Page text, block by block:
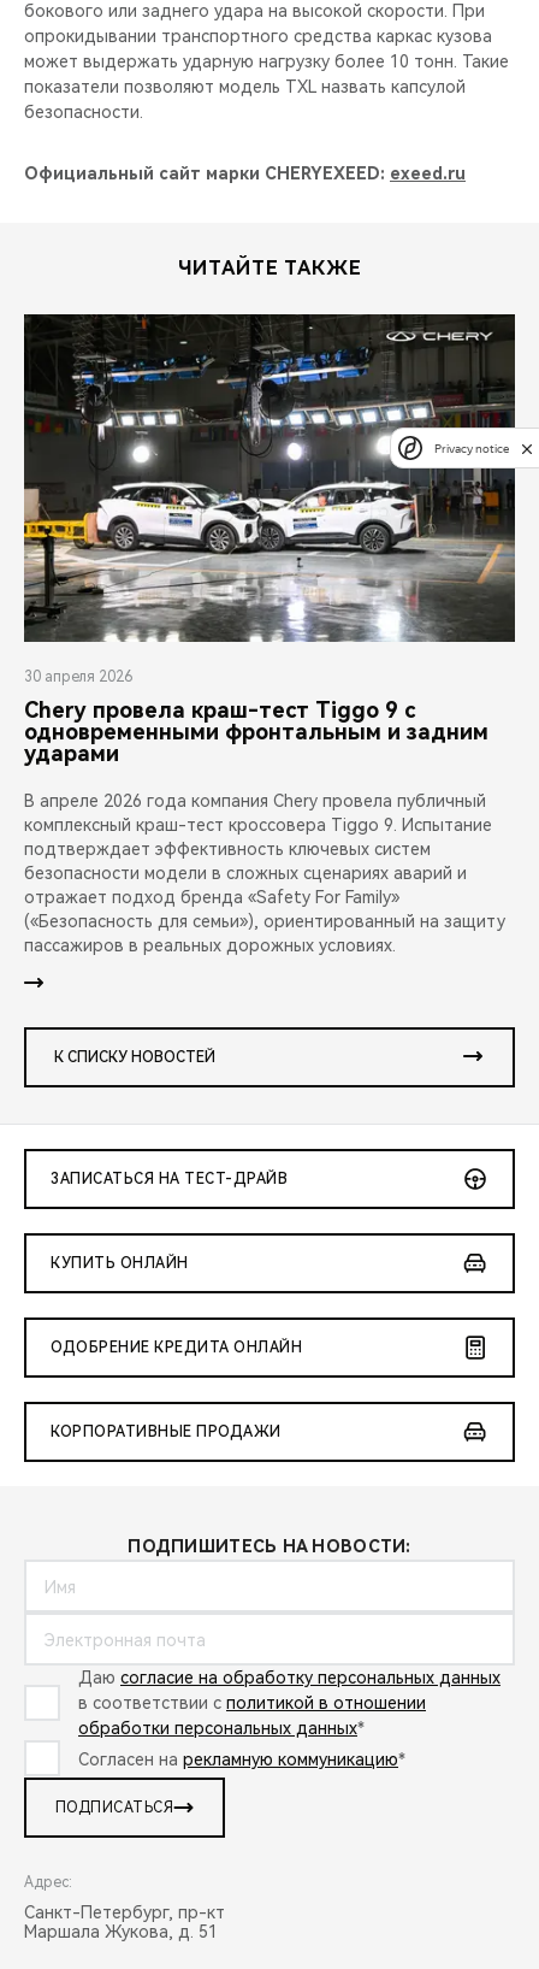
бокового или заднего удара на высокой скорости. При
опрокидывании транспортного средства каркас кузова
может выдержать ударную нагрузку более 10 тонн. Такие
показатели позволяют модель TXL назвать капсулой
безопасности.
Официальный сайт марки CHERYEXEED: exeed.ru
ЧИТАЙТЕ ТАКЖЕ
30 апреля 2026
Chery провела краш-тест Tiggo 9 с
одновременными фронтальным и задним
ударами
В апреле 2026 года компания Chery провела публичный
комплексный краш-тест кроссовера Tiggo 9. Испытание
подтверждает эффективность ключевых систем
безопасности модели в сложных сценариях аварий и
отражает подход бренда «Safety For Family»
(«Безопасность для семьи»), ориентированный на защиту
пассажиров в реальных дорожных условиях.
К СПИСКУ НОВОСТЕЙ
ЗАПИСАТЬСЯ НА ТЕСТ-ДРАЙВ
КУПИТЬ ОНЛАЙН
ОДОБРЕНИЕ КРЕДИТА ОНЛАЙН
КОРПОРАТИВНЫЕ ПРОДАЖИ
ПОДПИШИТЕСЬ НА НОВОСТИ:
Даю согласие на обработку персональных данных
в соответствии с политикой в отношении
обработки персональных данных*
Согласен на рекламную коммуникацию*
ПОДПИСАТЬСЯ
Адрес:
Санкт-Петербург, пр-кт
Маршала Жукова, д. 51
Privacy notice